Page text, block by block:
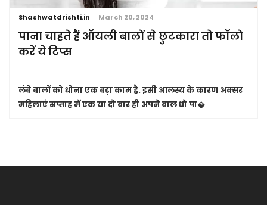
Shashwatdrishti.in March 20, 2024
पाना चाहते हैं ऑयली बालों से छुटकारा तो फॉलो
करें ये टिप्स
लंबे बालों को धोना एक बड़ा काम है. इसी आलस्य के कारण अक्सर
महिलाएं सप्ताह में एक या दो बार ही अपने बाल धो पा�